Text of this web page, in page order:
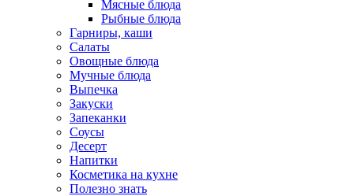
Мясные блюда
Рыбные блюда
Гарниры, каши
Салаты
Овощные блюда
Мучные блюда
Выпечка
Закуски
Запеканки
Соусы
Десерт
Напитки
Косметика на кухне
Полезно знать